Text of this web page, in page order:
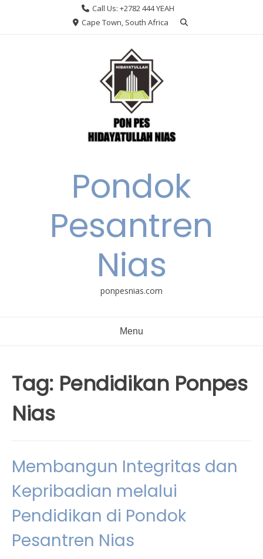
Call Us: +2782 444 YEAH
Cape Town, South Africa
Pondok
Pesantren
Nias
ponpesnias.com
Menu
Tag: Pendidikan Ponpes
Nias
Membangun Integritas dan
Kepribadian melalui
Pendidikan di Pondok
Pesantren Nias